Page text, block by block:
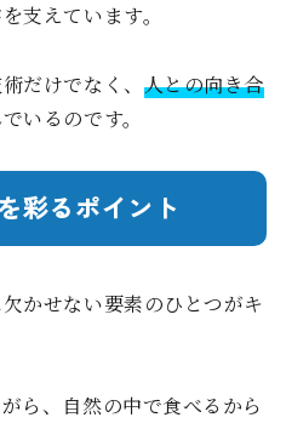
支えています。
だけでなく、 人との向き合
いるのです。
彩るポイント
かせない要素のひとつがキ
ら、自然の中で食べるから